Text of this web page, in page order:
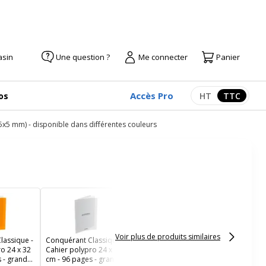
Une question ? Me connecter Panier
Accès Pro Afficher les
HT TTC
mm) - disponible dans différentes couleurs
-
24 x 32
- grands
Conquérant Classique -
Cahier polypro 24 x 32
cm - 96 pages - grands
- disponible dans
Voir plus de produits similaires